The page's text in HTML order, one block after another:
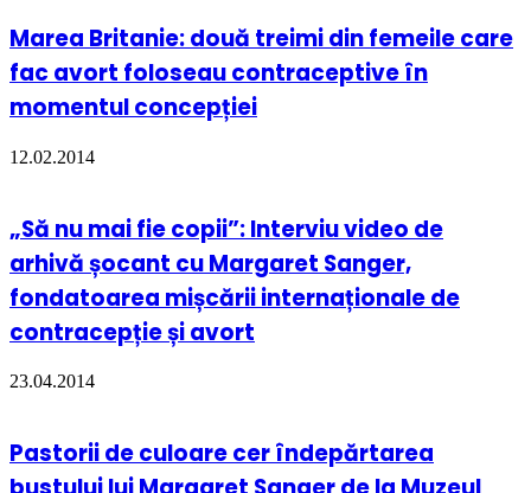
Marea Britanie: două treimi din femeile care
fac avort foloseau contraceptive în
momentul concepției
12.02.2014
„Să nu mai fie copii”: Interviu video de
arhivă șocant cu Margaret Sanger,
fondatoarea mișcării internaționale de
contracepție și avort
23.04.2014
Pastorii de culoare cer îndepărtarea